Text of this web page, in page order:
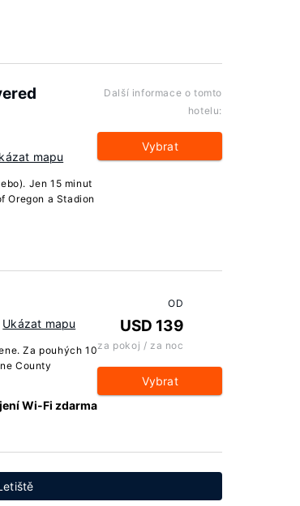
mapu
Jen 15 minut
Oregon a Stadion
Další informace o tomto
hotelu:
Vybrat
Ukázat mapu
Za pouhých 10
County
Wi-Fi zdarma
OD
USD 139
za pokoj / za noc
Vybrat